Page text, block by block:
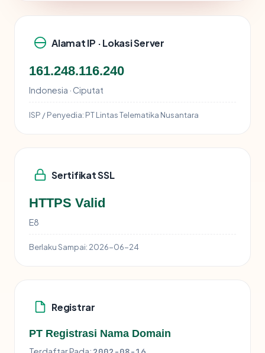
Alamat IP · Lokasi Server
161.248.116.240
Indonesia · Ciputat
ISP / Penyedia: PT Lintas Telematika Nusantara
Sertifikat SSL
HTTPS Valid
E8
Berlaku Sampai: 2026-06-24
Registrar
PT Registrasi Nama Domain